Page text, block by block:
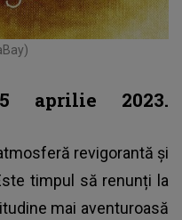
aprilie 2023.
revigorantă și
timpul să renunți la
mai aventuroasă